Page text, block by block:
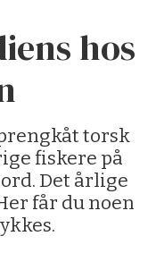
hos
torsk
fiskere på
Det årlige
får du noen